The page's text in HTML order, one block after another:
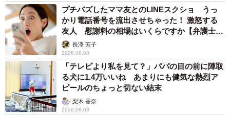
プチバズしたママ友とのLINEスクショ うっ
かり電話番号を流出させちゃった！ 激怒する
友人 慰謝料の相場はいくらですか【弁護士が
解説】長澤 芳子
2026.08.08
「テレビより私を見て？」パパの目の前に陣取
る犬に1.4万いいね あまりにも健気な熱烈ア
ピールのちょっと切ない結末
梨木 香奈
2026.08.08